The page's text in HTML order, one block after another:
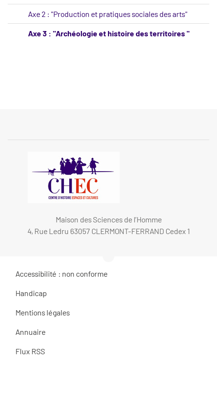
Axe 2 : "Production et pratiques sociales des arts"
Axe 3 : "Archéologie et histoire des territoires "
Maison des Sciences de l’Homme
4, Rue Ledru 63057 CLERMONT-FERRAND Cedex 1
Accessibilité : non conforme
Handicap
Mentions légales
Annuaire
Flux RSS